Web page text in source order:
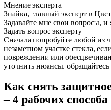
Мнение эксперта
Знайка, главный эксперт в
Задавайте мне свои вопросы, и
Задать вопрос эксперту
Сначала попробуйте любой из
незаметном участке стекла,
повреждении или
уточнить нюансы, обращайтесь
Как снять
– 4 рабочих способа